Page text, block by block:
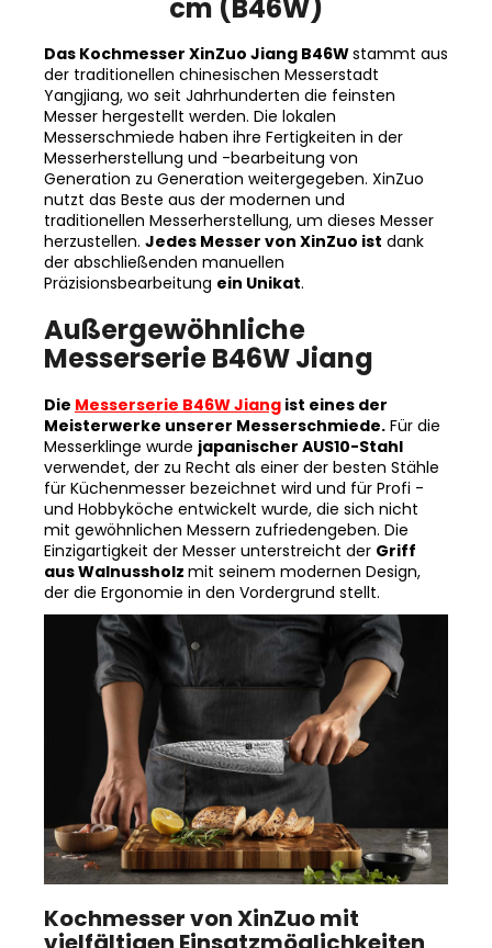
Das Kochmesser XinZuo Jiang B46W
der traditionellen chinesischen Messerstadt
Yangjiang, wo seit Jahrhunderten die feinsten
Messer hergestellt werden. Die lokalen
Messerschmiede haben ihre Fertigkeiten in der
Messerherstellung und -bearbeitung von
Generation zu Generation weitergegeben. XinZuo
nutzt das Beste aus der modernen und
traditionellen Messerherstellung, um dieses Messer
herzustellen. Jedes Messer von XinZuo ist dank
der abschließenden manuellen
Präzisionsbearbeitung ein Unikat
Außergewöhnliche
Messerserie B46W Jiang
ist eines der
Meisterwerke unserer Messerschmiede.Für die
Messerklinge wurdejapanischer AUS10-Stahl
verwendet, der zu Recht als einer der besten Stähle
für Küchenmesser bezeichnet wird und für Profi -
und Hobbyköche entwickelt wurde, die sich nicht
mit gewöhnlichen Messern zufriedengeben. Die
Einzigartigkeit der Messer unterstreicht der Griff
aus Walnussholzmit seinem modernen Design,
der die Ergonomie in den Vordergrund stellt.
Kochmesser von XinZuo mit
vielfältigen Einsatzmöglichkeiten